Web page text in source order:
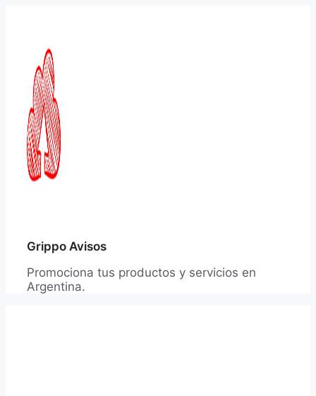
Grippo Avisos
Promociona tus productos y servicios en
Argentina.